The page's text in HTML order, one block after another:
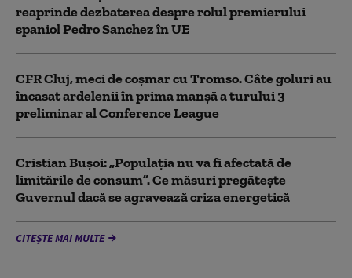
reaprinde dezbaterea despre rolul premierului
spaniol Pedro Sanchez în UE
CFR Cluj, meci de coșmar cu Tromso. Câte goluri au
încasat ardelenii în prima manşă a turului 3
preliminar al Conference League
Cristian Bușoi: „Populația nu va fi afectată de
limitările de consum”. Ce măsuri pregătește
Guvernul dacă se agravează criza energetică
CITEȘTE MAI MULTE